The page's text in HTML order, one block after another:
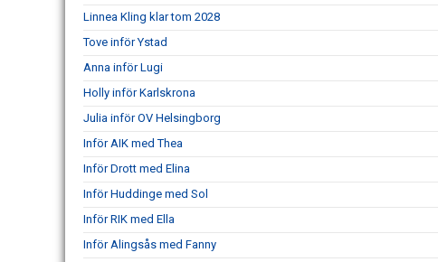
Linnea Kling klar tom 2028
Tove inför Ystad
Anna inför Lugi
Holly inför Karlskrona
Julia inför OV Helsingborg
Inför AIK med Thea
Inför Drott med Elina
Inför Huddinge med Sol
Inför RIK med Ella
Inför Alingsås med Fanny